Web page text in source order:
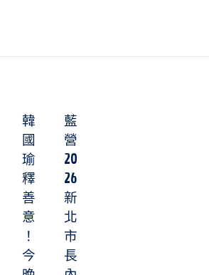
藍
營
20
26
新
北
市
長
韓
國
瑜
釋
善
意
！
今